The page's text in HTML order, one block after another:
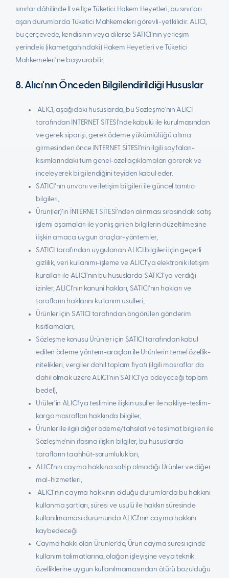
sınırlar dâhilinde İl ve İlçe Tüketici Hakem Heyetleri, bu sınırları
aşan durumlarda Tüketici Mahkemeleri görevli-yetkilidir. ALICI,
bu çerçevede, kendisinin veya dilerse SATICI’nın yerleşim
yerindeki (ikametgahındaki) Hakem Heyetleri ve Tüketici
Mahkemeleri’ne başvurabilir.
8. Alıcı'nın Önceden Bilgilendirildiği Hususlar
ALICI, aşağıdaki hususlarda, bu Sözleşme’nin ALICI
tarafından İNTERNET SİTESİ’nde kabulü ile kurulmasından
ve gerek siparişi, gerek ödeme yükümlülüğü altına
girmesinden önce İNTERNET SİTESİ’nin ilgili sayfaları-
kısımlarındaki tüm genel-özel açıklamaları görerek ve
inceleyerek bilgilendiğini teyiden kabul eder.
SATICI’nın unvanı ve iletişim bilgileri ile güncel tanıtıcı
bilgileri,
Ürün(ler)’in İNTERNET SİTESİ’nden alınması sırasındaki satış
işlemi aşamaları ile yanlış girilen bilgilerin düzeltilmesine
ilişkin amaca uygun araçlar-yöntemler,
SATICI tarafından uygulanan ALICI bilgileri için geçerli
gizlilik, veri kullanımı-işleme ve ALICI’ya elektronik iletişim
kuralları ile ALICI’nın bu hususlarda SATICI’ya verdiği
izinler, ALICI’nın kanuni hakları, SATICI’nın hakları ve
tarafların haklarını kullanım usulleri,
Ürünler için SATICI tarafından öngörülen gönderim
kısıtlamaları,
Sözleşme konusu Ürünler için SATICI tarafından kabul
edilen ödeme yöntem-araçları ile Ürünlerin temel özellik-
nitelikleri, vergiler dahil toplam fiyatı (ilgili masraflar da
dahil olmak üzere ALICI’nın SATICI’ya ödeyeceği toplam
bedel),
Ürüler’in ALICI’ya teslimine ilişkin usuller ile nakliye-teslim-
kargo masrafları hakkında bilgiler,
Ürünler ile ilgili diğer ödeme/tahsilat ve teslimat bilgileri ile
Sözleşme’nin ifasına ilişkin bilgiler, bu hususlarda
tarafların taahhüt-sorumlulukları,
ALICI’nın cayma hakkına sahip olmadığı Ürünler ve diğer
mal-hizmetleri,
ALICI’nın cayma hakkının olduğu durumlarda bu hakkını
kullanma şartları, süresi ve usulü ile hakkın süresinde
kullanılmaması durumunda ALICI’nın cayma hakkını
kaybedeceği
Cayma hakkı olan Ürünler’de, Ürün cayma süresi içinde
kullanım talimatlarına, olağan işleyişine veya teknik
özelliklerine uygun kullanılmamasından ötürü bozulduğu